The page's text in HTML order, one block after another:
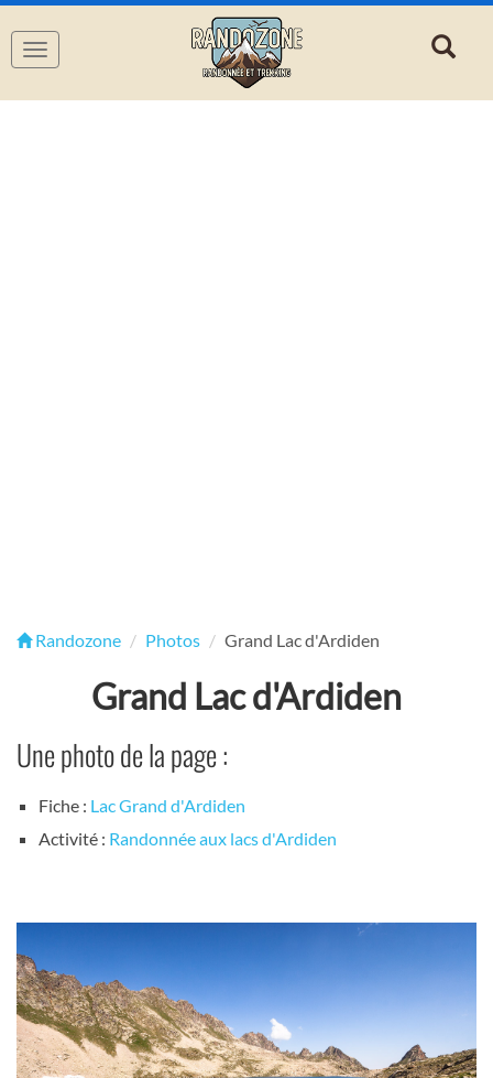
Navigation
Randozone Photos Grand Lac d'Ardiden
Grand Lac d'Ardiden
Une photo de la page :
Fiche : Lac Grand d'Ardiden
Activité : Randonnée aux lacs d'Ardiden